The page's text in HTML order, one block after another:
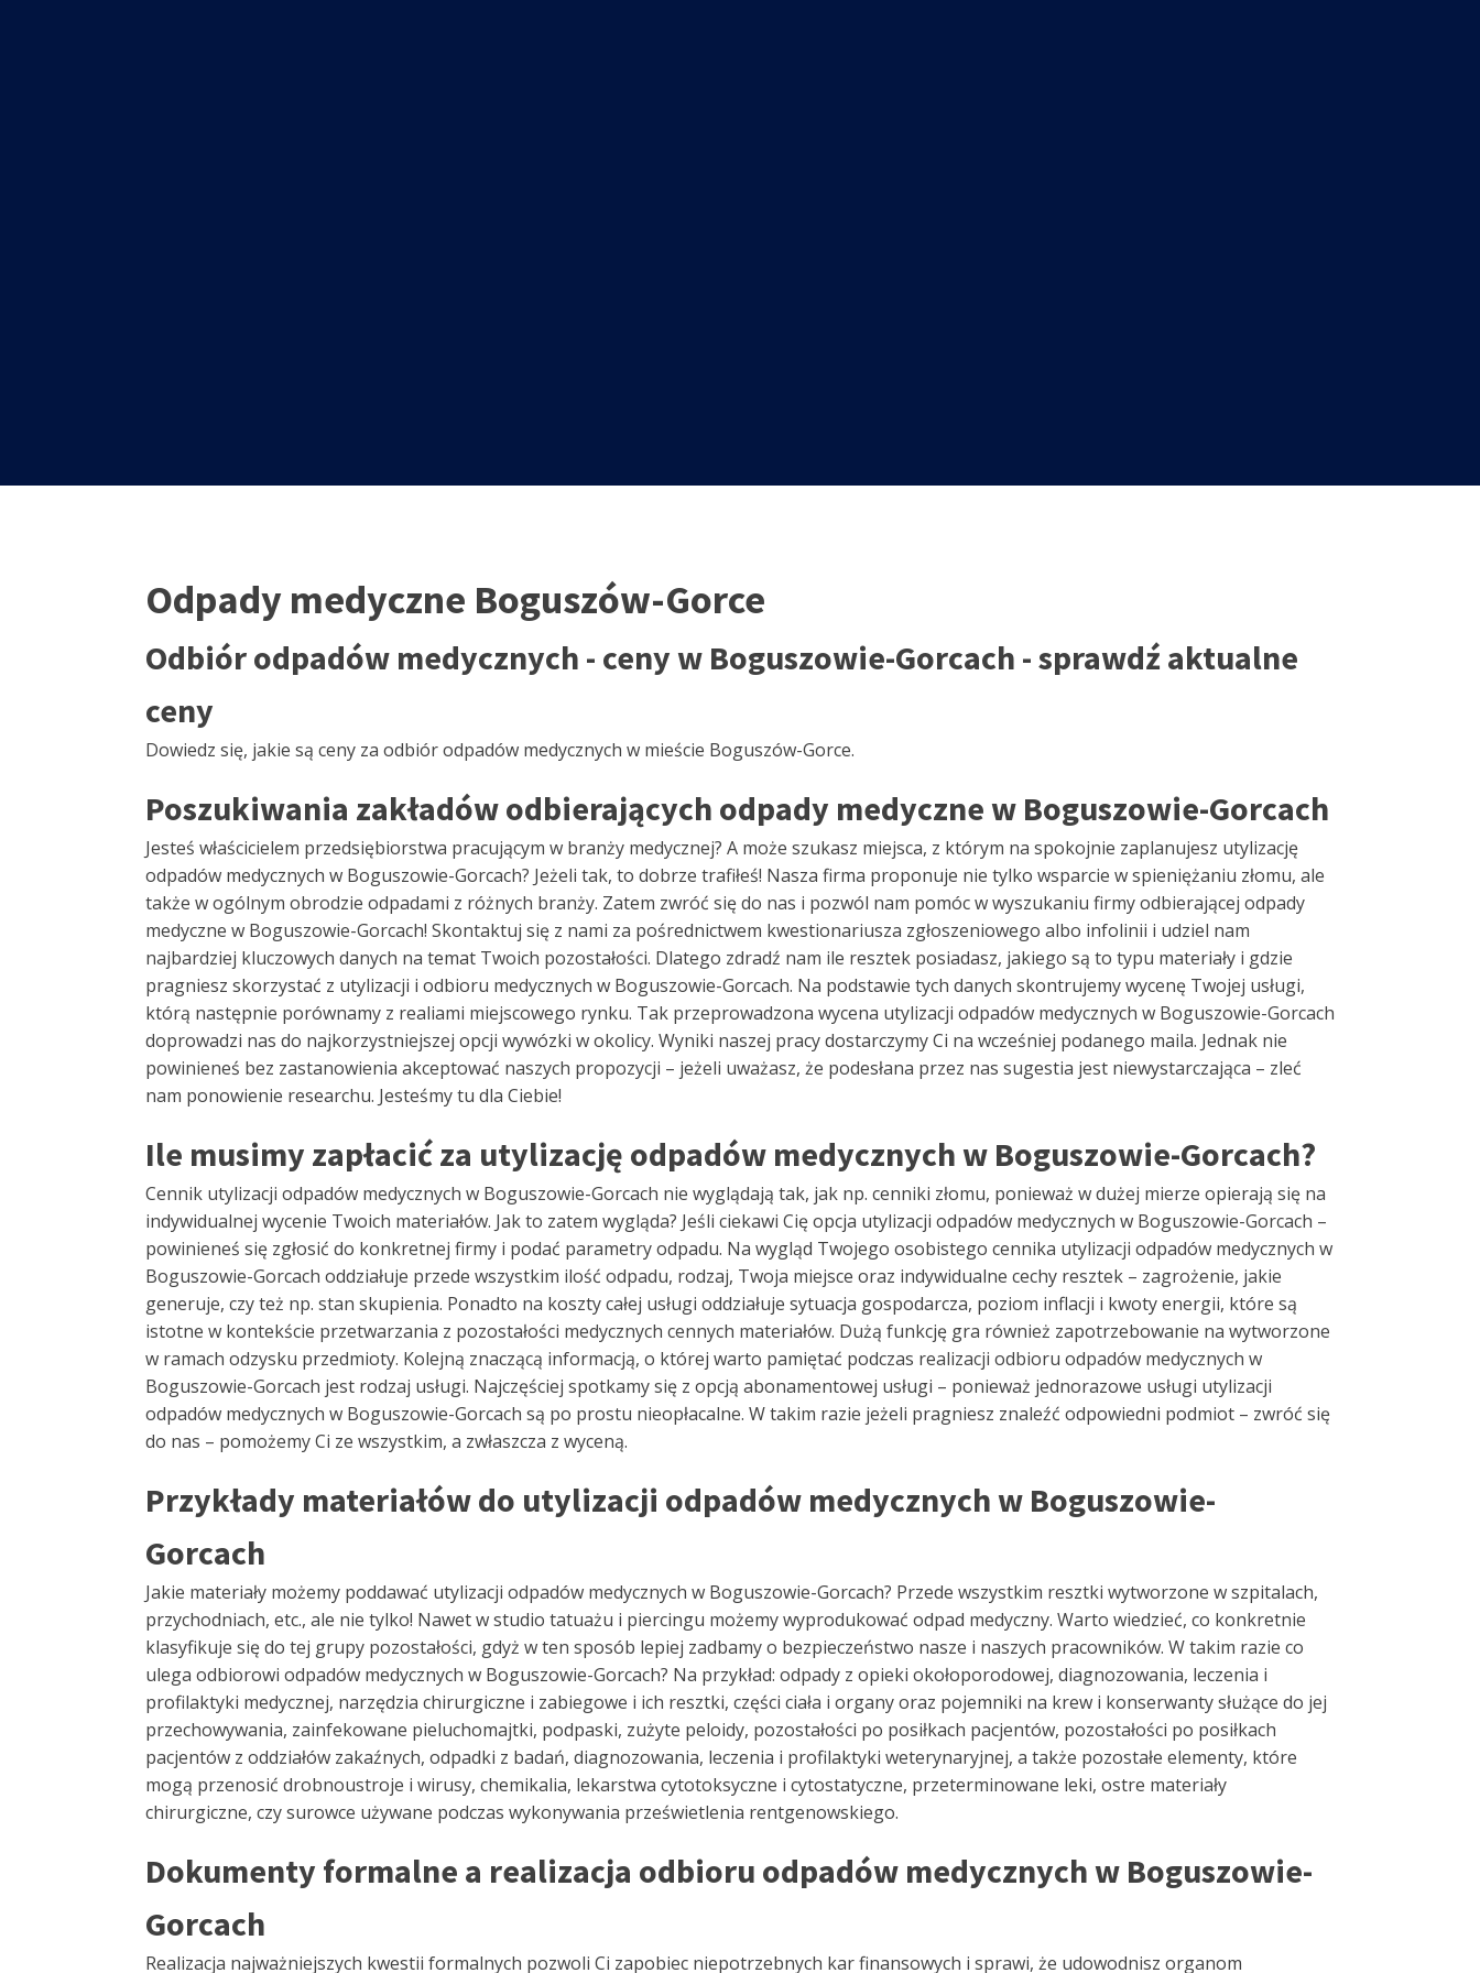
Odpady medyczne Boguszów-Gorce
Odbiór odpadów medycznych - ceny w Boguszowie-Gorcach - sprawdź aktualne
ceny
Dowiedz się, jakie są ceny za odbiór odpadów medycznych w mieście Boguszów-Gorce.
Poszukiwania zakładów odbierających odpady medyczne w Boguszowie-Gorcach
Jesteś właścicielem przedsiębiorstwa pracującym w branży medycznej? A może szukasz miejsca, z którym na spokojnie zaplanujesz utylizację
odpadów medycznych w Boguszowie-Gorcach? Jeżeli tak, to dobrze trafiłeś! Nasza firma proponuje nie tylko wsparcie w spieniężaniu złomu, ale
także w ogólnym obrodzie odpadami z różnych branży. Zatem zwróć się do nas i pozwól nam pomóc w wyszukaniu firmy odbierającej odpady
medyczne w Boguszowie-Gorcach! Skontaktuj się z nami za pośrednictwem kwestionariusza zgłoszeniowego albo infolinii i udziel nam
najbardziej kluczowych danych na temat Twoich pozostałości. Dlatego zdradź nam ile resztek posiadasz, jakiego są to typu materiały i gdzie
pragniesz skorzystać z utylizacji i odbioru medycznych w Boguszowie-Gorcach. Na podstawie tych danych skontrujemy wycenę Twojej usługi,
którą następnie porównamy z realiami miejscowego rynku. Tak przeprowadzona wycena utylizacji odpadów medycznych w Boguszowie-Gorcach
doprowadzi nas do najkorzystniejszej opcji wywózki w okolicy. Wyniki naszej pracy dostarczymy Ci na wcześniej podanego maila. Jednak nie
powinieneś bez zastanowienia akceptować naszych propozycji – jeżeli uważasz, że podesłana przez nas sugestia jest niewystarczająca – zleć
nam ponowienie researchu. Jesteśmy tu dla Ciebie!
Ile musimy zapłacić za utylizację odpadów medycznych w Boguszowie-Gorcach?
Cennik utylizacji odpadów medycznych w Boguszowie-Gorcach nie wyglądają tak, jak np. cenniki złomu, ponieważ w dużej mierze opierają się na
indywidualnej wycenie Twoich materiałów. Jak to zatem wygląda? Jeśli ciekawi Cię opcja utylizacji odpadów medycznych w Boguszowie-Gorcach –
powinieneś się zgłosić do konkretnej firmy i podać parametry odpadu. Na wygląd Twojego osobistego cennika utylizacji odpadów medycznych w
Boguszowie-Gorcach oddziałuje przede wszystkim ilość odpadu, rodzaj, Twoja miejsce oraz indywidualne cechy resztek – zagrożenie, jakie
generuje, czy też np. stan skupienia. Ponadto na koszty całej usługi oddziałuje sytuacja gospodarcza, poziom inflacji i kwoty energii, które są
istotne w kontekście przetwarzania z pozostałości medycznych cennych materiałów. Dużą funkcję gra również zapotrzebowanie na wytworzone
w ramach odzysku przedmioty. Kolejną znaczącą informacją, o której warto pamiętać podczas realizacji odbioru odpadów medycznych w
Boguszowie-Gorcach jest rodzaj usługi. Najczęściej spotkamy się z opcją abonamentowej usługi – ponieważ jednorazowe usługi utylizacji
odpadów medycznych w Boguszowie-Gorcach są po prostu nieopłacalne. W takim razie jeżeli pragniesz znaleźć odpowiedni podmiot – zwróć się
do nas – pomożemy Ci ze wszystkim, a zwłaszcza z wyceną.
Przykłady materiałów do utylizacji odpadów medycznych w Boguszowie-
Gorcach
Jakie materiały możemy poddawać utylizacji odpadów medycznych w Boguszowie-Gorcach? Przede wszystkim resztki wytworzone w szpitalach,
przychodniach, etc., ale nie tylko! Nawet w studio tatuażu i piercingu możemy wyprodukować odpad medyczny. Warto wiedzieć, co konkretnie
klasyfikuje się do tej grupy pozostałości, gdyż w ten sposób lepiej zadbamy o bezpieczeństwo nasze i naszych pracowników. W takim razie co
ulega odbiorowi odpadów medycznych w Boguszowie-Gorcach? Na przykład: odpady z opieki okołoporodowej, diagnozowania, leczenia i
profilaktyki medycznej, narzędzia chirurgiczne i zabiegowe i ich resztki, części ciała i organy oraz pojemniki na krew i konserwanty służące do jej
przechowywania, zainfekowane pieluchomajtki, podpaski, zużyte peloidy, pozostałości po posiłkach pacjentów, pozostałości po posiłkach
pacjentów z oddziałów zakaźnych, odpadki z badań, diagnozowania, leczenia i profilaktyki weterynaryjnej, a także pozostałe elementy, które
mogą przenosić drobnoustroje i wirusy, chemikalia, lekarstwa cytotoksyczne i cytostatyczne, przeterminowane leki, ostre materiały
chirurgiczne, czy surowce używane podczas wykonywania prześwietlenia rentgenowskiego.
Dokumenty formalne a realizacja odbioru odpadów medycznych w Boguszowie-
Gorcach
Realizacja najważniejszych kwestii formalnych pozwoli Ci zapobiec niepotrzebnych kar finansowych i sprawi, że udowodnisz organom